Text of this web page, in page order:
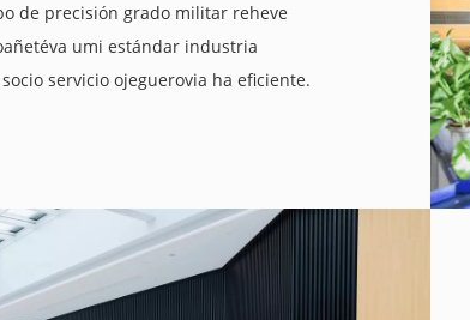
de precisión grado militar reheve
umi estándar industria
servicio ojeguerovia ha eficiente.